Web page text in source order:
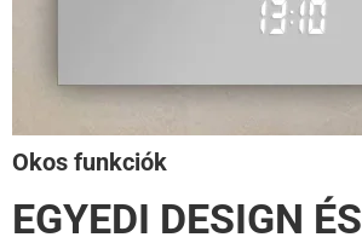
Okos funkciók
EGYEDI DESIGN ÉS